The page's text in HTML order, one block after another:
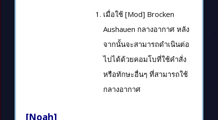
เมื่อใช้ [Mod] Brocken
Aushauen กลางอากาศ หลัง
จากนั้นจะสามารถดำเนินต่อ
ไปได้ด้วยคอมโบที่ใช้คำสั่ง
หรือทักษะอื่นๆ ที่สามารถใช้
กลางอากาศ
[Noah]